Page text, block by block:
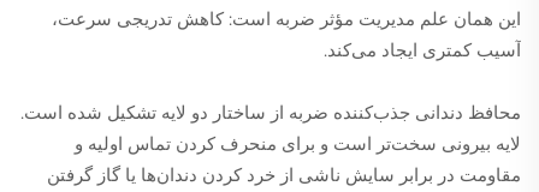
این همان علم مدیریت مؤثر ضربه است: کاهش تدریجی سرعت،
آسیب کمتری ایجاد می‌کند.
محافظ دندانی جذب‌کننده ضربه از ساختار دو لایه تشکیل شده است.
لایه بیرونی سخت‌تر است و برای منحرف کردن تماس اولیه و
مقاومت در برابر سایش ناشی از خرد کردن دندان‌ها یا گاز گرفتن